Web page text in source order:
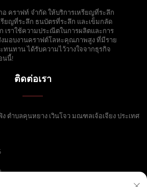
อ คราฟท์ จำกัด ให้บริการเหรียญที่ระลึก
ยญที่ระลึก ธนบัตรที่ระลึก และเข็มกลัด
เราใช้ความประณีตในการผลิตและการ
งมอบงานคราฟต์โลหะคุณภาพสูง ที่มีราย
ทนทาน ได้รับความไว้วางใจจากธุรกิจ
นนี้!
ติดต่อเรา
ง ตำบลคุนหยาง เวินโจว มณฑลเจ้อเจียง ประเทศ